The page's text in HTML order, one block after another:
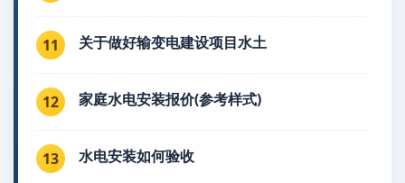
11 关于做好输变电建设项目水土
12 家庭水电安装报价(参考样式)
13 水电安装如何验收